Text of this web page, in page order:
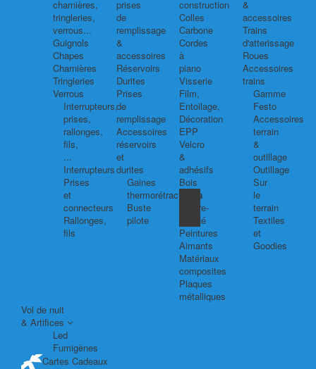
charnières,
tringleries,
verrous...
Guignols
Chapes
Charnières
Tringleries
Verrous
Interrupteurs,
prises,
rallonges,
fils,
...
Interrupteurs
Prises
et
connecteurs
Rallonges,
fils
prises
de
remplissage
&
accessoires
Réservoirs
Durites
Prises
de
remplissage
Accessoires
réservoirs
et
durites
Gaines
thermorétractables
Buste
pilote
construction
Colles
Carbone
Cordes
à
piano
Visserie
Film,
Entoilage,
Décoration
EPP
Velcro
&
adhésifs
Bois
Balsa
Contre-
plaqué
Peintures
Aimants
Matériaux
composites
Plaques
métalliques
&
accessoires
Trains
d'atterissage
Roues
Accessoires
trains
Gamme
Festo
Accessoires
terrain
&
outillage
Outillage
Sur
le
terrain
Textiles
et
Goodies
Vol de nuit
& Artifices
Led
Fumigènes
Cartes Cadeaux